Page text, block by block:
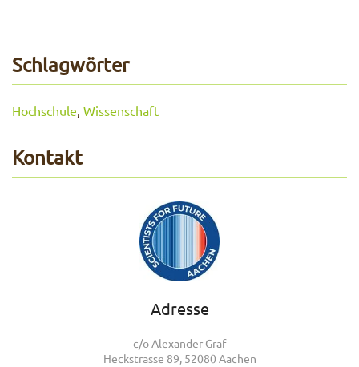
Schlagwörter
Hochschule Wissenschaft
Kontakt
Adresse
c/o Alexander Graf
Heckstrasse 89, 52080 Aachen